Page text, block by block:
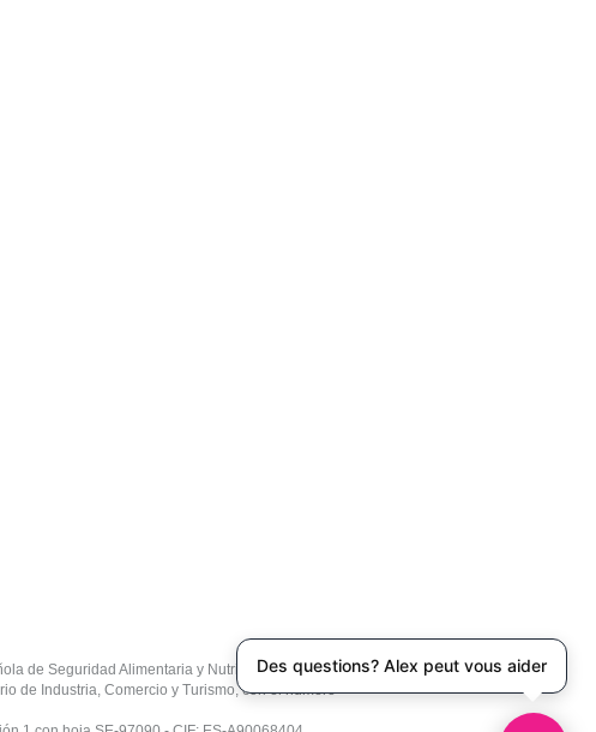
Fragen? Alex hilft dir
de Seguridad Alimentaria y Nutrición
de Industria, Comercio y Turismo, con el número